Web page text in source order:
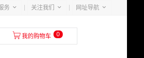
务  关注我们  网址导航 
 我的购物车 0